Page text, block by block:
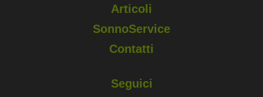
Articoli
SonnoService
Contatti
Seguici